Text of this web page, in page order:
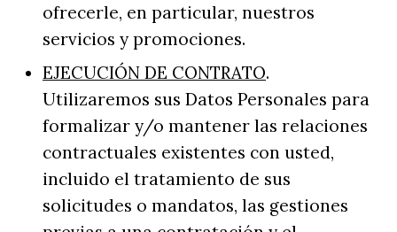
ofrecerle, en particular, nuestros
servicios y promociones.
EJECUCIÓN DE CONTRATO.
Utilizaremos sus Datos Personales para
formalizar y/o mantener las relaciones
contractuales existentes con usted,
incluido el tratamiento de sus
solicitudes o mandatos, las gestiones